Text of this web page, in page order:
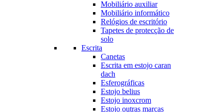
Mobiliário auxiliar
Mobiliário informático
Relógios de escritório
Tapetes de protecção de
solo
Escrita
Canetas
Escrita em estojo caran
dach
Esferográficas
Estojo belius
Estojo inoxcrom
Estojo outras marcas